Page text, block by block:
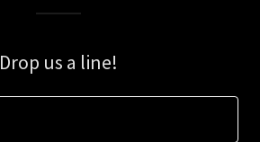
Drop us a line!